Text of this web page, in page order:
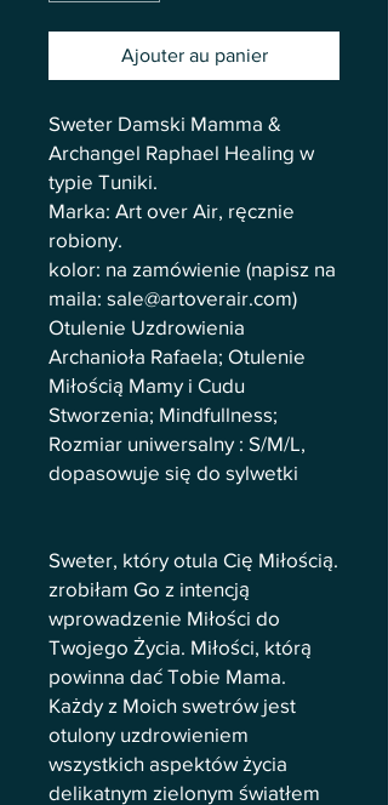
Ajouter au panier
Sweter Damski Mamma &
Archangel Raphael Healing w
typie Tuniki.
Marka: Art over Air, ręcznie
robiony.
kolor: na zamówienie (napisz na
maila: sale@artoverair.com)
Otulenie Uzdrowienia
Archanioła Rafaela; Otulenie
Miłością Mamy i Cudu
Stworzenia; Mindfullness;
Rozmiar uniwersalny : S/M/L,
dopasowuje się do sylwetki
Sweter, który otula Cię Miłością.
zrobiłam Go z intencją
wprowadzenie Miłości do
Twojego Życia. Miłości, którą
powinna dać Tobie Mama.
Każdy z Moich swetrów jest
otulony uzdrowieniem
wszystkich aspektów życia
delikatnym zielonym światłem